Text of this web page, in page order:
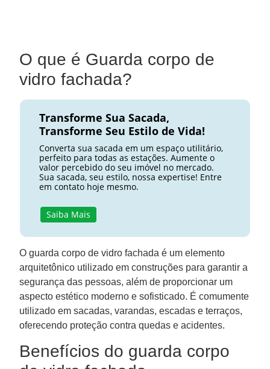
O que é Guarda corpo de
vidro fachada?
Transforme Sua Sacada,
Transforme Seu Estilo de Vida!
Converta sua sacada em um espaço utilitário,
perfeito para todas as estações. Aumente o
valor percebido do seu imóvel no mercado.
Sua sacada, seu estilo, nossa expertise! Entre
em contato hoje mesmo.
Saiba Mais
O guarda corpo de vidro fachada é um elemento
arquitetônico utilizado em construções para garantir a
segurança das pessoas, além de proporcionar um
aspecto estético moderno e sofisticado. É comumente
utilizado em sacadas, varandas, escadas e terraços,
oferecendo proteção contra quedas e acidentes.
Benefícios do guarda corpo